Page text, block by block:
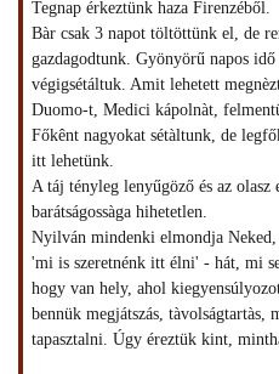
Tegnap érkeztünk haza Firenzéből.
Bàr csak 3 napot töltöttünk el, de
gazdagodtunk. Gyönyörű napos
végigsétáltuk. Amit lehetett
Duomo-t, Medici kápolnàt,
Főkênt nagyokat sétàltunk, de
itt lehetünk.
A táj tényleg lenyűgöző és az olasz
barátságossàga hihetetlen.
Nyilván mindenki elmondja
'mi is szeretnénk itt élni' - hát, mi
hogy van hely, ahol
bennük megjátszás,
tapasztalni. Úgy éreztük kint,